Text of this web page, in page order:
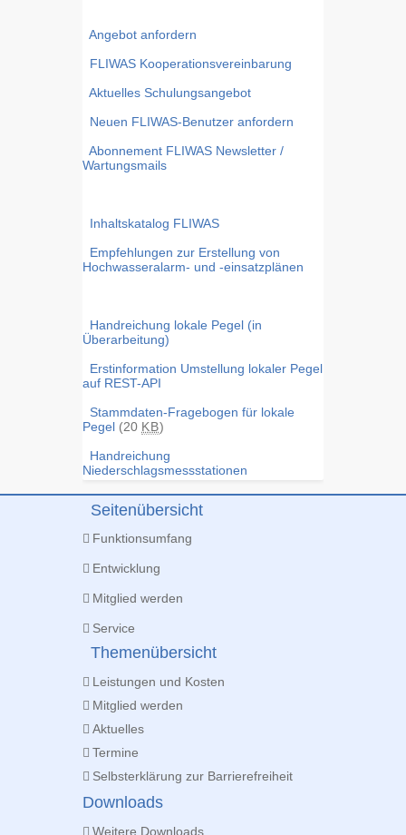
Angebot anfordern
FLIWAS Kooperationsvereinbarung
Aktuelles Schulungsangebot
Neuen FLIWAS-Benutzer anfordern
Abonnement FLIWAS Newsletter /
Wartungsmails
Inhaltskatalog FLIWAS
Empfehlungen zur Erstellung von
Hochwasseralarm- und -einsatzplänen
Handreichung lokale Pegel (in
Überarbeitung)
Erstinformation Umstellung lokaler Pegel
auf REST-API
Stammdaten-Fragebogen für lokale
Pegel (20 KB)
Handreichung
Niederschlagsmessstationen
Seitenübersicht
Funktionsumfang
Entwicklung
Mitglied werden
Service
Themenübersicht
Leistungen und Kosten
Mitglied werden
Aktuelles
Termine
Selbsterklärung zur Barrierefreiheit
Downloads
Weitere Downloads